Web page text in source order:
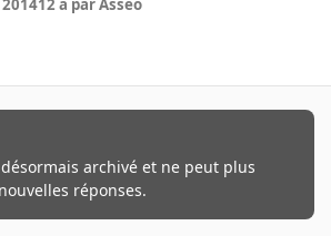
12 a par Asseo
archivé et ne peut plus
réponses.